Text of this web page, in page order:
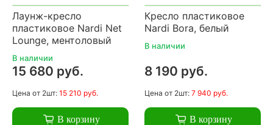
Лаунж-кресло
пластиковое Nardi Net
Lounge, ментоловый
В наличии
15 680 руб.
Цена от 2шт: 15 210 руб.
В корзину
Кресло пластиковое
Nardi Bora, белый
В наличии
8 190 руб.
Цена от 2шт: 7 940 руб.
В корзину